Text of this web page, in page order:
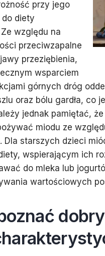
przy jego
diety
względu na
przeciwzapalne
przeziębienia,
wsparciem
górnych dróg
oraz bólu gardła, co
jednak pamiętać,
miodu ze
Dla starszych dzieci
wspierającym ich
do mleka lub
wartościowych